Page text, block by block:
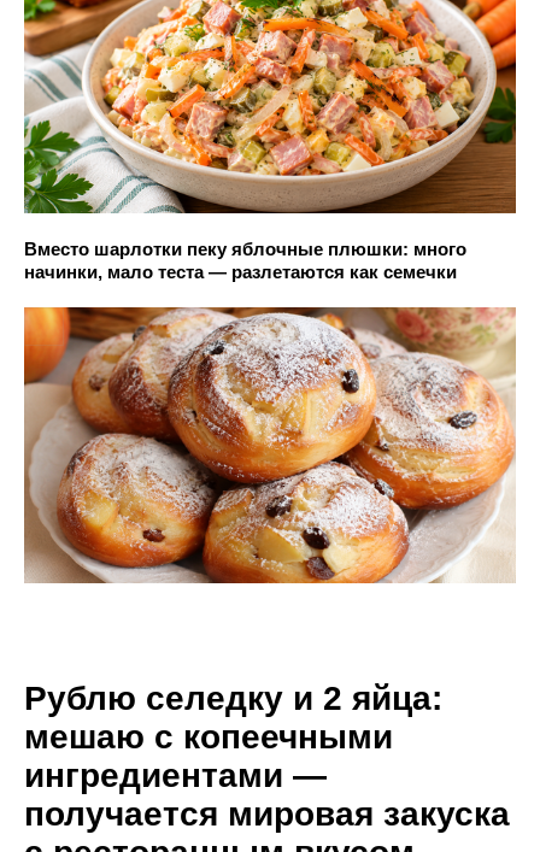
Вместо шарлотки пеку яблочные плюшки: много
начинки, мало теста — разлетаются как семечки
Рублю селедку и 2 яйца:
мешаю с копеечными
ингредиентами —
получается мировая закуска